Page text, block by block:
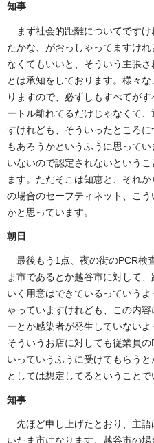
知事
まず社会的距離についてです
たかな、がおっしゃってますけ
なくてもいいと、そういう主張
とは承知をしております。様々
りますので、必ずしもすべてが
ートル離れてるだけじゃなくて
すけれども、そういったところ
もあろうかというふうに思って
いないので認定されないという
ます。ただそこは知恵と、それ
の場合のセーフティネット、こ
かと思っています。
朝日
最後もう1点、夜の街のPCR検
ま市であるとか越谷市に対して
いく用意はできているっていう
ゃっていますけれども、この内
ーとか感染者が発生していないよ
そういうお店に対しても従業員
いっていうふうに受けてもらう
としては想定してるということで
知事
先ほど申し上げたとおり、主
いたま市になります。越谷市の